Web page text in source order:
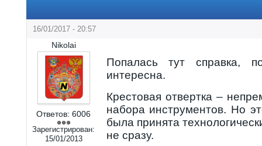
16/01/2017 - 20:57
Nikolai
Ответов: 6006
Зарегистрирован:
15/01/2013
Попалась тут справка,
интересна.
Крестовая отвертка –
набора инструментов. Но
была принята
не сразу.